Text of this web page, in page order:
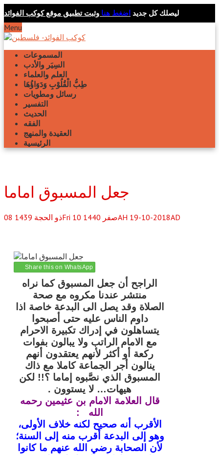
ليصلك كل جديد اضغط هنا وثبت تطبيق موقع كوكب الفوائد
Menu
المسموعات
السِيَر والأدب
العلم والعلماء
طِبُّ الْقُلُوْبِ وَدَوَاؤُهَا
رسائل ومطويات
التفسير
الحديث
الفقه
العقيدة والمنهج
الرئيسية
جعل المسبوق اماما
08 ذو الحجة 1439 Fri 10 صفر 1440AH 19-10-2018AD
Share this on WhatsApp
الراجح أن جعل المسبوق كما نراه
منتشر عندنا مكروه مع صحة
الصلاة وقد يصل الى البدعة خاصة اذا
داوم الناس عليه حتى أصبحوا
يتساهلون في إدراك تكبيرة الاحرام
مع الامام الراتب ولا يبالون بفوات
ركعة أو أكثر لأنهم يعتقدون أنهم
ينالون أجر الجماعة كاملا مع ذاك
المسبوق الذي نصَّبوه إماما ؟!! لكن
هيهات… لا يستوون .
قال العلامة الامام بن عثيمين رحمه
الله :
الأقرب أنه صحيح لكنه خلاف الأولى،
وهو إلى البدعة أقرب منه إلى السنة؛
لأن الصحابة رضي الله عنهم ما كانوا